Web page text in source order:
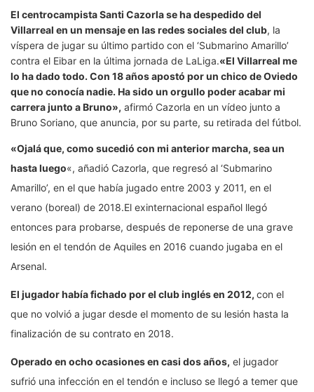
El centrocampista Santi Cazorla se ha despedido del
Villarreal en un mensaje en las redes sociales del club, la
víspera de jugar su último partido con el ‘Submarino Amarillo’
contra el Eibar en la última jornada de LaLiga.«El Villarreal me
lo ha dado todo. Con 18 años apostó por un chico de Oviedo
que no conocía nadie. Ha sido un orgullo poder acabar mi
carrera junto a Bruno», afirmó Cazorla en un vídeo junto a
Bruno Soriano, que anuncia, por su parte, su retirada del fútbol.
«Ojalá que, como sucedió con mi anterior marcha, sea un
hasta luego«, añadió Cazorla, que regresó al ‘Submarino
Amarillo’, en el que había jugado entre 2003 y 2011, en el
verano (boreal) de 2018.El exinternacional español llegó
entonces para probarse, después de reponerse de una grave
lesión en el tendón de Aquiles en 2016 cuando jugaba en el
Arsenal.
El jugador había fichado por el club inglés en 2012, con el
que no volvió a jugar desde el momento de su lesión hasta la
finalización de su contrato en 2018.
Operado en ocho ocasiones en casi dos años, el jugador
sufrió una infección en el tendón e incluso se llegó a temer que